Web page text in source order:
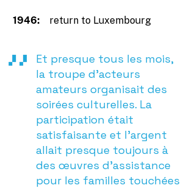
1946: return to Luxembourg
Et presque tous les mois,
la troupe d’acteurs
amateurs organisait des
soirées culturelles. La
participation était
satisfaisante et l’argent
allait presque toujours à
des œuvres d’assistance
pour les familles touchées